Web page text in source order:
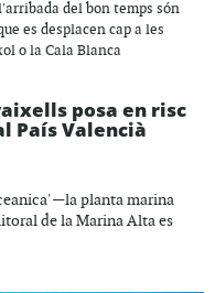
del bon temps són
es desplacen cap a les
o la Cala Blanca
posa en risc
País Valencià
—la planta marina
de la Marina Alta es